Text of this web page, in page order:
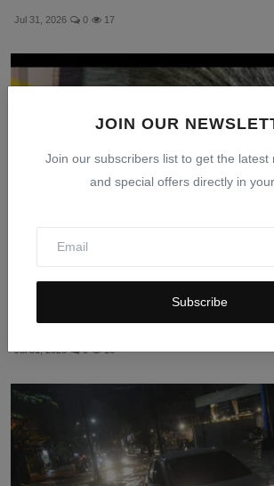
JOIN OUR
Join our subscribers list to get the latest
and special offers directly in
Subscribe
Jul 31, 2026 0 17
Meksiko Tangkap Bos Kartel CJNG
Pembunuhan Wali ...
Jul 31, 2026 0 16